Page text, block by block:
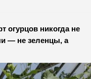
огурцов никогда не
— не зеленцы, а